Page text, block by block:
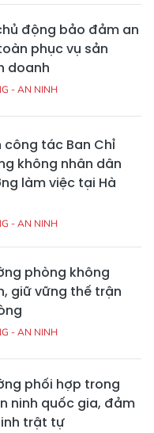
động bảo đảm an
phục vụ sản
doanh
- AN NINH
công tác Ban Chỉ
không nhân dân
làm việc tại Hà
- AN NINH
phòng không
giữ vững thế trận
- AN NINH
phối hợp trong
ninh quốc gia, đảm
trật tự